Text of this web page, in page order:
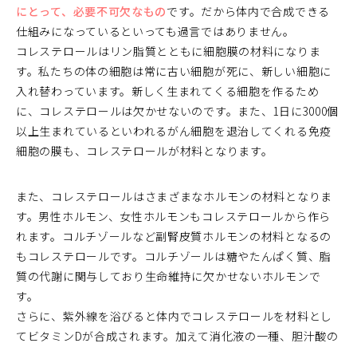
にとって、必要不可欠なものです。だから体内で合成できる
仕組みになっているといっても過言ではありません。
コレステロールはリン脂質とともに細胞膜の材料になりま
す。私たちの体の細胞は常に古い細胞が死に、新しい細胞に
入れ替わっています。新しく生まれてくる細胞を作るため
に、コレステロールは欠かせないのです。また、1日に3000個
以上生まれているといわれるがん細胞を退治してくれる免疫
細胞の膜も、コレステロールが材料となります。
また、コレステロールはさまざまなホルモンの材料となりま
す。男性ホルモン、女性ホルモンもコレステロールから作ら
れます。コルチゾールなど副腎皮質ホルモンの材料となるの
もコレステロールです。コルチゾールは糖やたんぱく質、脂
質の代謝に関与しており生命維持に欠かせないホルモンで
す。
さらに、紫外線を浴びると体内でコレステロールを材料とし
てビタミンDが合成されます。加えて消化液の一種、胆汁酸の